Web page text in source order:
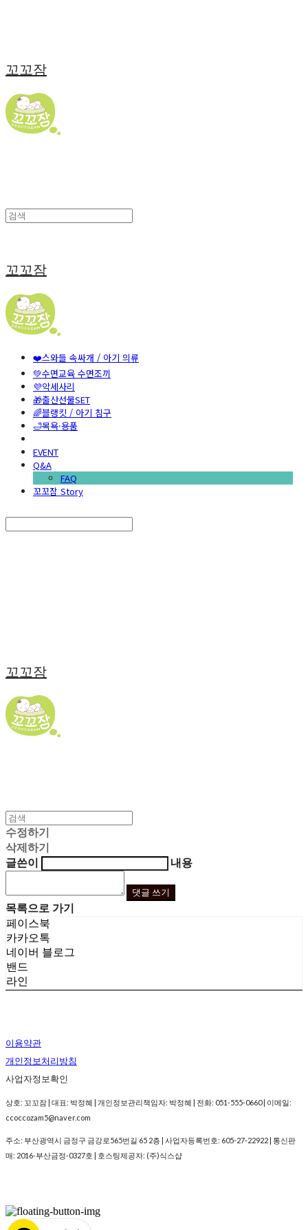
꼬꼬잠
꼬꼬잠
❤️스와들 속싸개 / 아기 의류
💚수면교육 수면조끼
💜악세사리
🎁출산선물SET
🌈블랭킷 / 아기 침구
🛁목욕·용품
EVENT
Q&A
FAQ
꼬꼬잠 Story
꼬꼬잠
수정하기
삭제하기
글쓴이
내용
댓글 쓰기
목록으로 가기
페이스북
카카오톡
네이버 블로그
밴드
라인
이용약관
개인정보처리방침
사업자정보확인
상호: 꼬꼬잠 | 대표: 박정혜 | 개인정보관리책임자: 박정혜 | 전화: 051-555-0660 | 이메일:
ccoccozam5@naver.com
주소: 부산광역시 금정구 금강로565번길 65 2층 | 사업자등록번호: 605-27-22922 | 통신판
매: 2016-부산금정-0327호 | 호스팅제공자: (주)식스샵